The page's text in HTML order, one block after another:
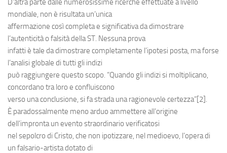
D’altra parte dalle numerosissime ricerche effettuate a livello
mondiale, non è risultata un’unica
affermazione così completa e significativa da dimostrare
l’autenticità o falsità della ST. Nessuna prova
infatti è tale da dimostrare completamente l’ipotesi posta, ma forse
l’analisi globale di tutti gli indizi
può raggiungere questo scopo. “Quando gli indizi si moltiplicano,
concordano tra loro e confluiscono
verso una conclusione, si fa strada una ragionevole certezza”[2].
È paradossalmente meno arduo ammettere all’origine
dell’impronta un evento straordinario verificatosi
nel sepolcro di Cristo, che non ipotizzare, nel medioevo, l’opera di
un falsario-artista dotato di